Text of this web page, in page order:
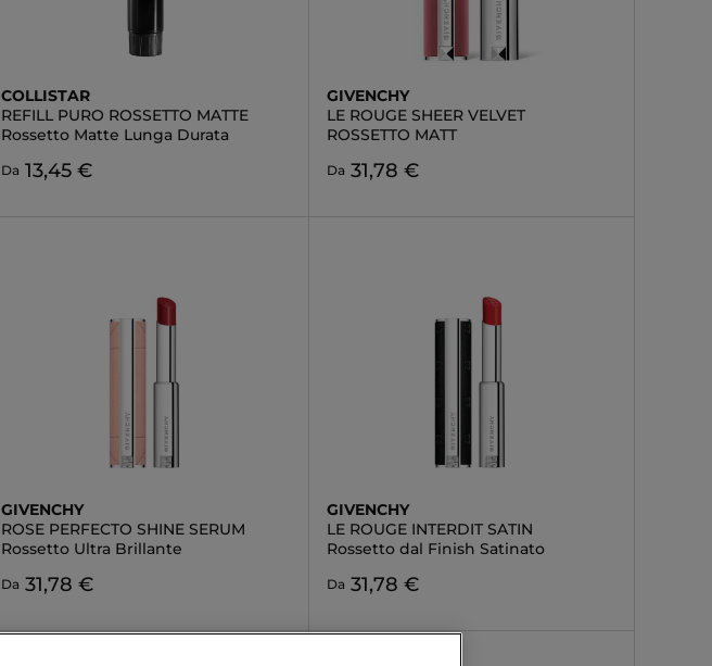
COLLISTAR
REFILL PURO ROSSETTO MATTE
Rossetto Matte Lunga Durata
Da 13,45 €
GIVENCHY
LE ROUGE SHEER VELVET
ROSSETTO MATT
Da 31,78 €
GIVENCHY
ROSE PERFECTO SHINE SERUM
Rossetto Ultra Brillante
Da 31,78 €
GIVENCHY
LE ROUGE INTERDIT SATIN
Rossetto dal Finish Satinato
Da 31,78 €